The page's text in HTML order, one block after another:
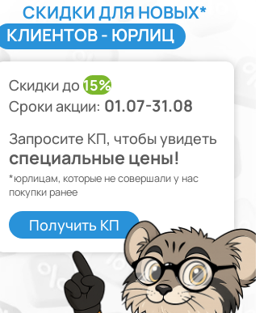
СКИДКИ ДЛЯ НОВЫХ*
КЛИЕНТОВ - ЮРЛИЦ
Скидки до 15%
Сроки акции: 01.07-31.08
Запросите КП, чтобы увидеть
специальные цены!
*юрлицам, которые не совершали у нас
покупки ранее
Получить КП